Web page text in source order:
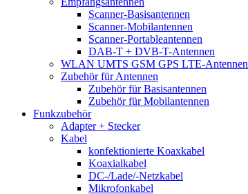
Scanner-Basisantennen
Scanner-Mobilantennen
Scanner-Portableantennen
DAB-T + DVB-T-Antennen
WLAN UMTS GSM GPS LTE-Antennen
Zubehör für Antennen
Zubehör für Basisantennen
Zubehör für Mobilantennen
Funkzubehör
Adapter + Stecker
Kabel
konfektionierte Koaxkabel
Koaxialkabel
DC-/Lade/-Netzkabel
Mikrofonkabel